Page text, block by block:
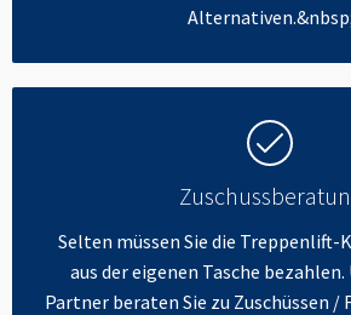
Selten müssen Sie die
aus der eigenen Tasche
Partner beraten Sie zu Zuschüssen